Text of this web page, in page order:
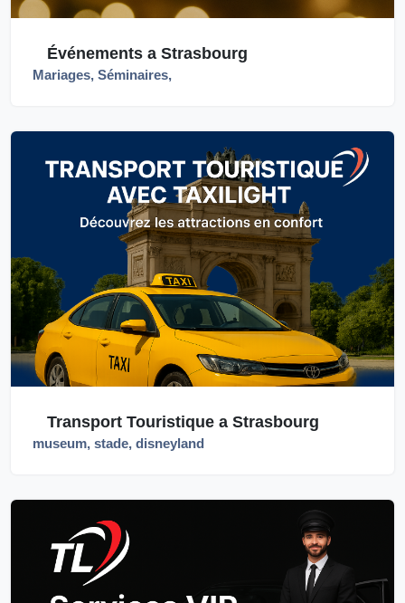
Événements a Strasbourg
Mariages, Séminaires,
Transport Touristique a Strasbourg
museum, stade, disneyland